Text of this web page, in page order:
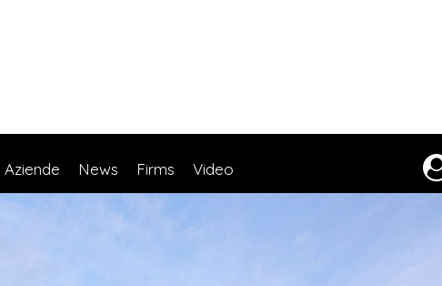
Aziende News Firms Video